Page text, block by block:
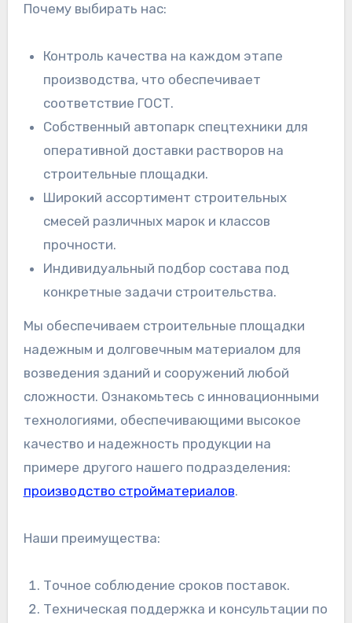
Почему выбирать нас:
Контроль качества на каждом этапе
производства, что обеспечивает
соответствие ГОСТ.
Собственный автопарк спецтехники для
оперативной доставки растворов на
строительные площадки.
Широкий ассортимент строительных
смесей различных марок и классов
прочности.
Индивидуальный подбор состава под
конкретные задачи строительства.
Мы обеспечиваем строительные площадки
надежным и долговечным материалом для
возведения зданий и сооружений любой
сложности. Ознакомьтесь с инновационными
технологиями, обеспечивающими высокое
качество и надежность продукции на
примере другого нашего подразделения:
производство стройматериалов.
Наши преимущества:
Точное соблюдение сроков поставок.
Техническая поддержка и консультации по